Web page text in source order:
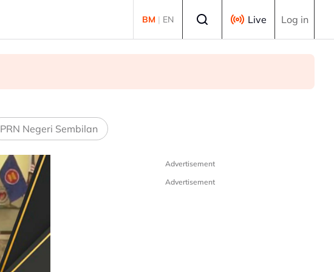
BM | EN Live Log in
PRN Negeri Sembilan
Advertisement
Advertisement